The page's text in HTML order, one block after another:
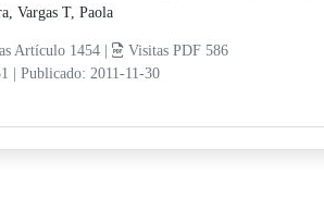
Vargas T, Paola
Artículo 1454 |
Visitas PDF 586
Publicado: 2011-11-30